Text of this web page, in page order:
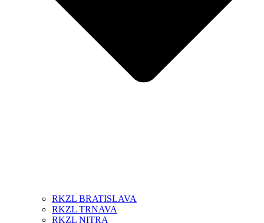
RKZL BRATISLAVA
RKZL TRNAVA
RKZL NITRA